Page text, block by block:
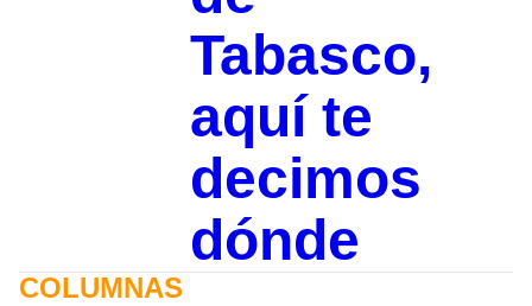
Tabasco,
aquí te
decimos
dónde
COLUMNAS